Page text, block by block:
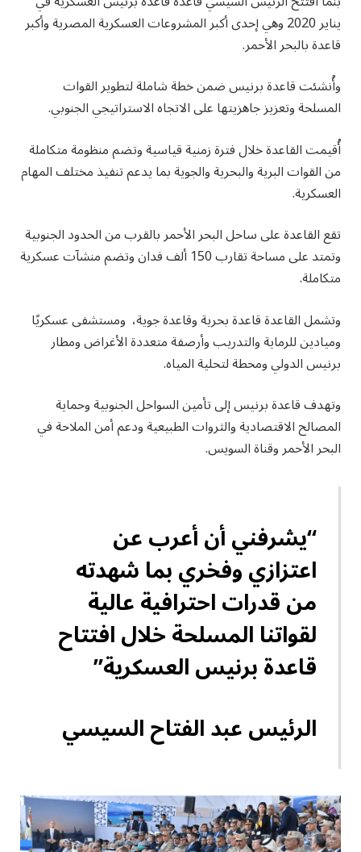
يناير 2020 وهي إحدى أكبر المشروعات العسكرية المصرية وأكبر
قاعدة بالبحر الأحمر.
وأُنشئت قاعدة برنيس ضمن خطة شاملة لتطوير القوات
المسلحة وتعزيز جاهزيتها على الاتجاه الاستراتيجي الجنوبي.
أُقيمت القاعدة خلال فترة زمنية قياسية وتضم منظومة متكاملة
من القوات البرية والبحرية والجوية بما يدعم تنفيذ مختلف المهام
العسكرية.
تقع القاعدة على ساحل البحر الأحمر بالقرب من الحدود الجنوبية
وتمتد على مساحة تقارب 150 ألف فدان وتضم منشآت عسكرية
متكاملة.
وتشمل القاعدة قاعدة بحرية وقاعدة جوية، ومستشفى عسكريًا
وميادين للرماية والتدريب وأرصفة متعددة الأغراض ومطار
برنيس الدولي ومحطة لتحلية المياه.
وتهدف قاعدة برنيس إلى تأمين السواحل الجنوبية وحماية
المصالح الاقتصادية والثروات الطبيعية ودعم أمن الملاحة في
البحر الأحمر وقناة السويس.
“يشرفني أن أعرب عن
اعتزازي وفخري بما شهدته
من قدرات احترافية عالية
لقواتنا المسلحة خلال افتتاح
قاعدة برنيس العسكرية”
الرئيس عبد الفتاح السيسي